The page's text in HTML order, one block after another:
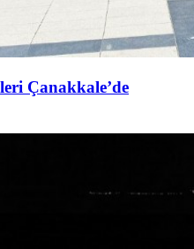
Çanakkale’de